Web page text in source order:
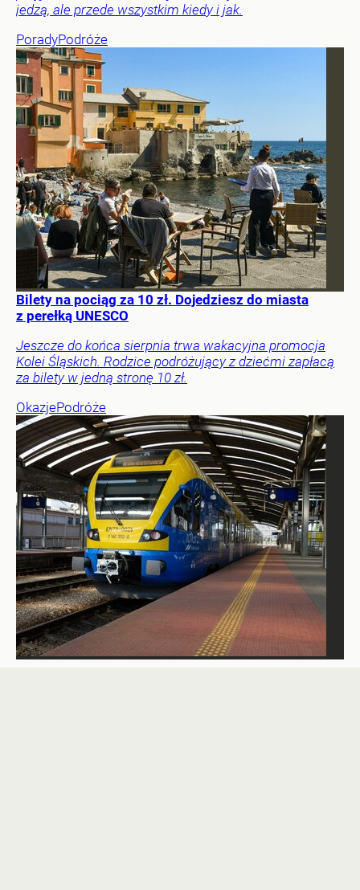
jedzą, ale przede wszystkim kiedy i jak.
PoradyPodróże
Bilety na pociąg za 10 zł. Dojedziesz do miasta
z perełką UNESCO
Jeszcze do końca sierpnia trwa wakacyjna promocja
Kolei Śląskich. Rodzice podróżujący z dziećmi zapłacą
za bilety w jedną stronę 10 zł.
OkazjePodróże